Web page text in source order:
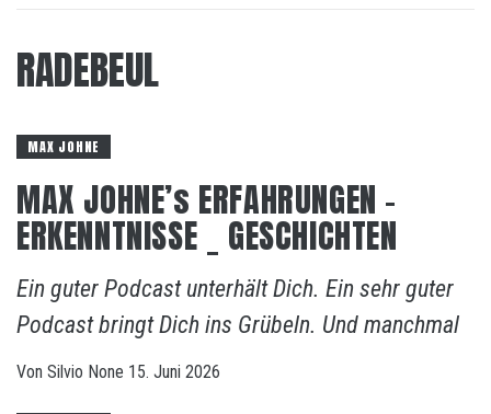
RADEBEUL
MAX JOHNE
MAX JOHNE’s ERFAHRUNGEN –
ERKENNTNISSE _ GESCHICHTEN
Ein guter Podcast unterhält Dich. Ein sehr guter
Podcast bringt Dich ins Grübeln. Und manchmal
Von Silvio None 15. Juni 2026